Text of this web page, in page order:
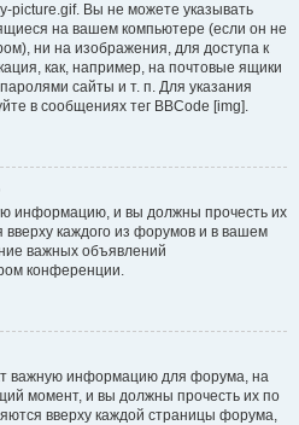
picture.gif. Вы не можете указывать
на вашем компьютере (если он не
ни на изображения, для доступа к
как, например, на почтовые ящики
сайты и т. п. Для указания
в сообщениях тег BBCode [img].
информацию, и вы должны прочесть их
каждого из форумов и в вашем
важных объявлений
конференции.
важную информацию для форума, на
момент, и вы должны прочесть их по
вверху каждой страницы форума,